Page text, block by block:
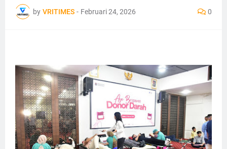
by VRITIMES - Februari 24, 2026 0